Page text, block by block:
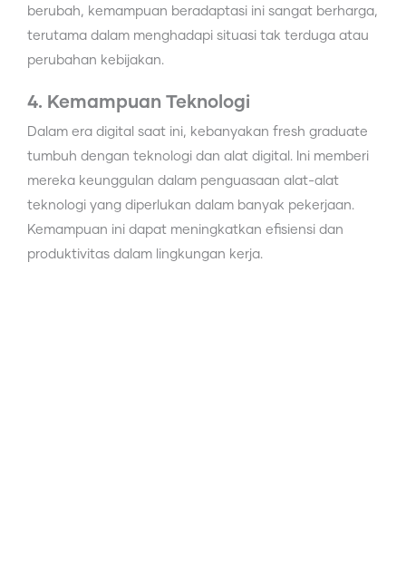
berubah, kemampuan beradaptasi ini sangat berharga,
terutama dalam menghadapi situasi tak terduga atau
perubahan kebijakan.
4. Kemampuan Teknologi
Dalam era digital saat ini, kebanyakan fresh graduate
tumbuh dengan teknologi dan alat digital. Ini memberi
mereka keunggulan dalam penguasaan alat-alat
teknologi yang diperlukan dalam banyak pekerjaan.
Kemampuan ini dapat meningkatkan efisiensi dan
produktivitas dalam lingkungan kerja.